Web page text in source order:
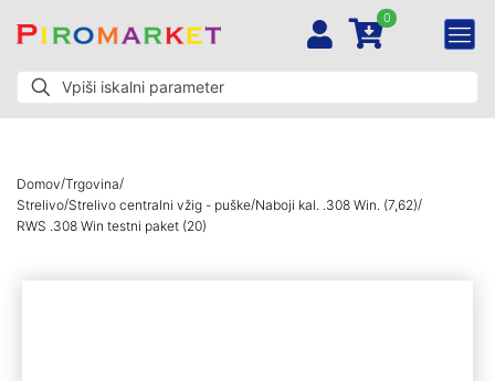
0
Domov/Trgovina/
Strelivo/Strelivo centralni vžig - puške/Naboji kal. .308 Win. (7,62)/
RWS .308 Win testni paket (20)